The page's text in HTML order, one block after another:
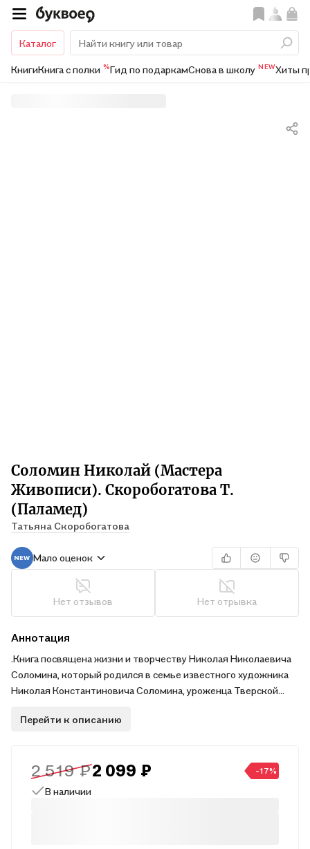
Каталог
КнигиКнига с полки %Гид по подаркамСнова в школу NEWХиты
Соломин Николай (Мастера
Живописи). Скоробогатова Т.
(Паламед)
Татьяна Скоробогатова
Мало оценок
Нет отзывов Нет отрывка
Аннотация
.Книга посвящена жизни и творчеству Николая Николаевича
Соломина, который родился в семье известного художника
Николая Константиновича Соломина, уроженца Тверской
уважение к крестьянскому труду. Это заложило основы его
художественной школе при Суриковском институте, а затем
уже и став его студентом, он всегда оставался прежде всего
Перейти к описанию
2 519 ₽2 099 ₽ -17%
В наличии